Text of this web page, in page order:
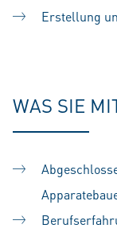
Erstellung
WAS SIE